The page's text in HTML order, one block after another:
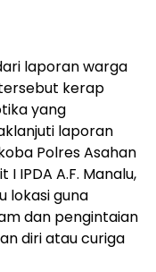
laporan warga
kerap
yang
laporan
Polres Asahan
IPDA A.F. Manalu,
lokasi guna
dan pengintaian
diri atau curiga